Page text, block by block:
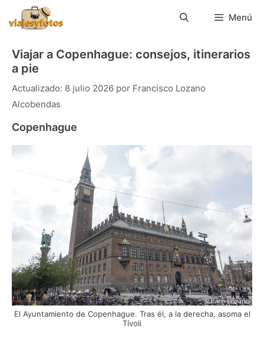
contenido
Menú
Viajar a Copenhague: consejos, itinerarios
a pie
8 julio 2026 por Francisco Lozano
Alcobendas
Copenhague
El Ayuntamiento de Copenhague. Tras él, a la derecha, asoma el
Tívoli